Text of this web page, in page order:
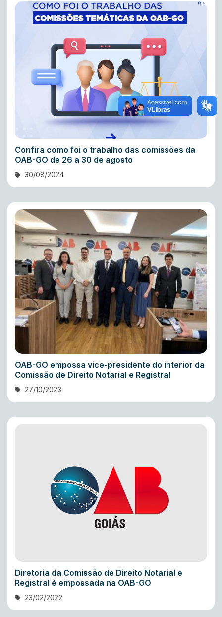
Confira como foi o trabalho das comissões da
OAB-GO de 26 a 30 de agosto
30/08/2024
OAB-GO empossa vice-presidente do interior da
Comissão de Direito Notarial e Registral
27/10/2023
Diretoria da Comissão de Direito Notarial e
Registral é empossada na OAB-GO
23/02/2022